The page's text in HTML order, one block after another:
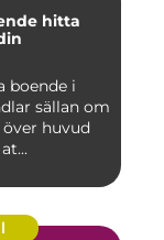
hitta
boende i
sällan om
huvud
at...